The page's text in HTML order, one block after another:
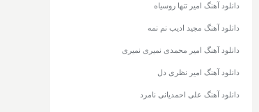
دانلود آهنگ امیر تنها روسیاه
دانلود آهنگ مجید ادیب نم نمه
دانلود آهنگ امیر محمدی نمیری نمیری
دانلود آهنگ امیر نظری دل
دانلود آهنگ علی احمدیانی نامرد